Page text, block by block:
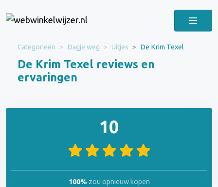
Categorieën Dagje weg Uitjes De Krim Texel
De Krim Texel reviews en
ervaringen
10
100% zou opnieuw kopen